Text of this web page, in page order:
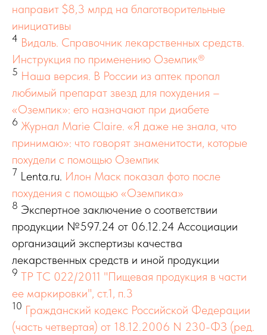
направит $8,3 млрд на благотворительные
инициативы
4 Видаль. Справочник лекарственных средств.
Инструкция по применению Оземпик®
5 Наша версия. В России из аптек пропал
любимый препарат звезд для похудения –
«Оземпик»: его назначают при диабете
6 Журнал Marie Claire. «Я даже не знала, что
принимаю»: что говорят знаменитости, которые
похудели с помощью Оземпик
7 Lenta.ru. Илон Маск показал фото после
похудения с помощью «Оземпика»
8 Экспертное заключение о соответствии
продукции №597.24 от 06.12.24 Ассоциации
организаций экспертизы качества
лекарственных средств и иной продукции
9 TP TC 022/2011 "Пищевая продукция в части
ее маркировки", ст.1, п.3
10 Гражданский кодекс Российской Федерации
(часть четвертая) от 18.12.2006 N 230-ФЗ (ред.